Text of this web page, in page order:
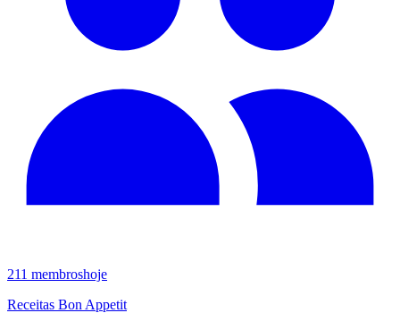
211 membroshoje
Receitas Bon Appetit